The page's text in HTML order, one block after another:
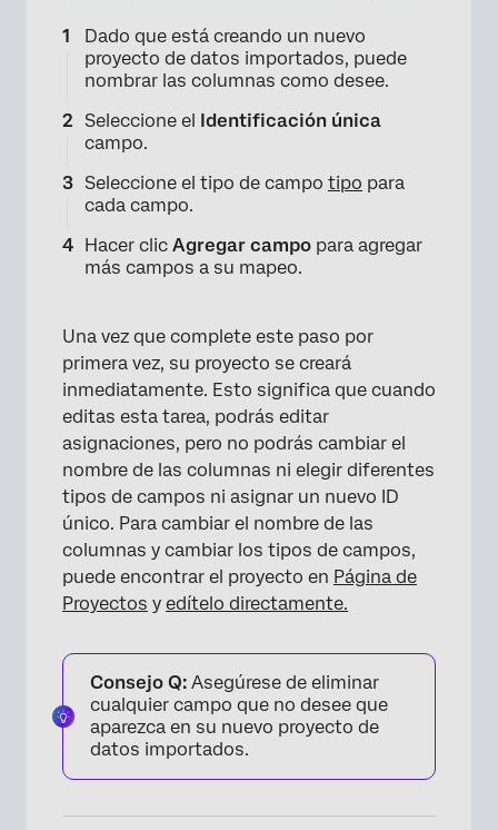
×
×
Dado que está creando un nuevo
proyecto de datos importados, puede
nombrar las columnas como desee.
Seleccione el Identificación única
campo.
Seleccione el tipo de campo tipo para
cada campo.
Hacer clic Agregar campo para agregar
más campos a su mapeo.
Una vez que complete este paso por
primera vez, su proyecto se creará
inmediatamente. Esto significa que cuando
editas esta tarea, podrás editar
asignaciones, pero no podrás cambiar el
nombre de las columnas ni elegir diferentes
tipos de campos ni asignar un nuevo ID
único. Para cambiar el nombre de las
columnas y cambiar los tipos de campos,
puede encontrar el proyecto en Página de
Proyectos y edítelo directamente.
Consejo Q: Asegúrese de eliminar
cualquier campo que no desee que
aparezca en su nuevo proyecto de
datos importados.